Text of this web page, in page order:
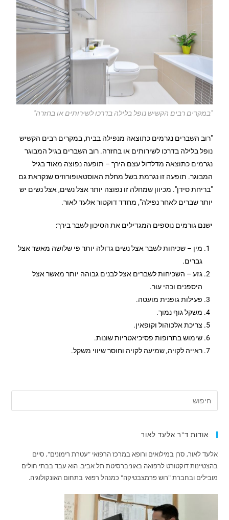
"במקרים רבים הקשיש נופל בלילה בדרכו לשירותים או בחזרה"
"רוב השברים נגרמים כתוצאה מנפילה בבית, במקרים רבים הקשיש
נופל בלילה בדרכו לשירותים או בחזרה.רוב השברים בגיל המבוגר
נגרמים כתוצאה מדלדול עצם הירך – תופעה נפוצה מאוד בגיל
המבוגר. תופעה זו נגרמת בשל מחלת האוסטאופורוזיס שנקראת גם
"בריחת סידן". מכיוון שמחלה זו נפוצה יותר אצל נשים, אצל נשים יש
יותר שברים לאחר נפילה", מחדד דוקטור אלעד לאור.
ישנם גורמים נוספים המגדילים את הסיכון לשבר בירך:
מין – שכיחות לשבר אצל נשים גדולה יותר פי שלושה מאשר אצל
גברים.
גזע – השכיחות לשברים אצל לבנים גבוהה יותר מאשר אצל
היספנים וכהי עור.
פעילות גופנית מועטה.
משקל גוף נמוך.
צריכת אלכוהול וקופאין.
שימוש בתרופות פסיכיאטריות שונות.
ראייה לקויה, שמיעה לקויה וחוסר שיווי משקל.
אודות ד"ר אלעד לאור
אלעד לאור, סרן במילואים ורופא במרכז הרפואי "עטרת רימונים", סיים
בהצטיינות דוקטורט לרפואה באוניברסיטת תל אביב. הוא עבד בבתי חולים
מובילים ובחברת "רוש פרמצבטיקה" כמנהל רפואי בתחום האונקולוגיה.